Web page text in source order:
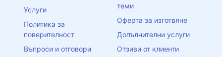
Услуги
Политика за
поверителност
Въпроси и отговори
теми
Оферта за изготвяне
Допълнителни услуги
Отзиви от клиенти